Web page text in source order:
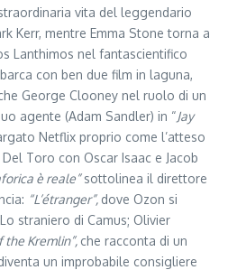
vita del leggendario
Kerr, mentre Emma Stone torna a
Lanthimos nel fantascientifico
con ben due film in laguna,
George Clooney nel ruolo di un
agente (Adam Sandler) in “Jay
Netflix proprio come l’atteso
Toro con Oscar Isaac e Jacob
è reale”sottolinea il direttore
“L’étranger”, dove Ozon si
straniero di Camus; Olivier
the Kremlin”, che racconta di un
un improbabile consigliere